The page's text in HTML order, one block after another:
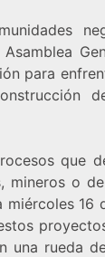
para
que
o
16
una rueda